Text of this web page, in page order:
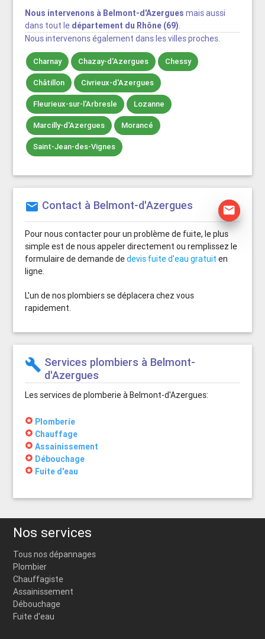
Nous intervenons à Belmont-d'Azergues mais aussi
dans tout le département du Rhône (69).
Nous intervenons également dans les villes proches.
Charnay Chazay-d'Azergues Chessy
Châtillon Civrieux-d'Azergues
Fleurieux-sur-l'Arbresle Lozanne
Marcilly-d'Azergues Morancé
Saint-Jean-des-Vignes
mail Contact à Belmont-d'Azergues mail
Pour nous contacter pour un problème de fuite, le plus
simple est de nous appeler directement ou remplissez le
formulaire de demande dedevis fuite d'eau gratuit en
ligne.
L'un de nos plombiers se déplacera chez vous
rapidement.
build Services plombiers à Belmont-
d'Azergues
Les services de plomberie à Belmont-d'Azergues:
stars Plomberie
stars Chauffage
stars Assainissement
stars Débouchage
stars Fuite d'eau
Nos services
Tous nos dépannages
Plombier
Chauffagiste
Assainissement
Débouchage
Fuite d'eau